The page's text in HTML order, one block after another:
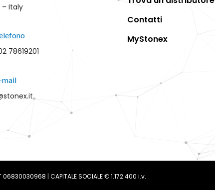
– Italy
78619201
mail
Contatti
MyStonex
| CAPITALE SOCIALE € 1.172.400 i.v.